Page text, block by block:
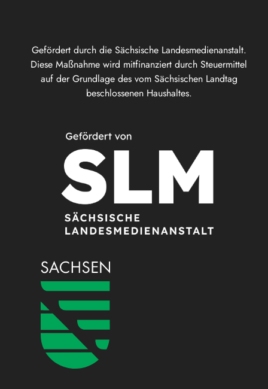
Gefördert durch die Sächsische Landesmedienanstalt.
Diese Maßnahme wird mitfinanziert durch Steuermittel
auf der Grundlage des vom Sächsischen Landtag
beschlossenen Haushaltes.